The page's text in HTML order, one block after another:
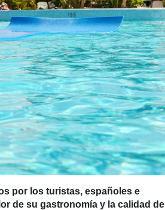
por los turistas, españoles e
de su gastronomía y la calidad de